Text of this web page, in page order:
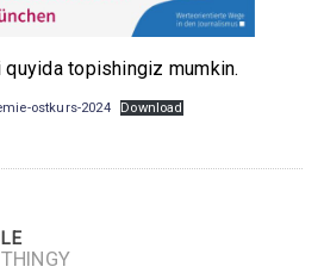
quyida topishingiz mumkin.
ostkurs-2024 Download